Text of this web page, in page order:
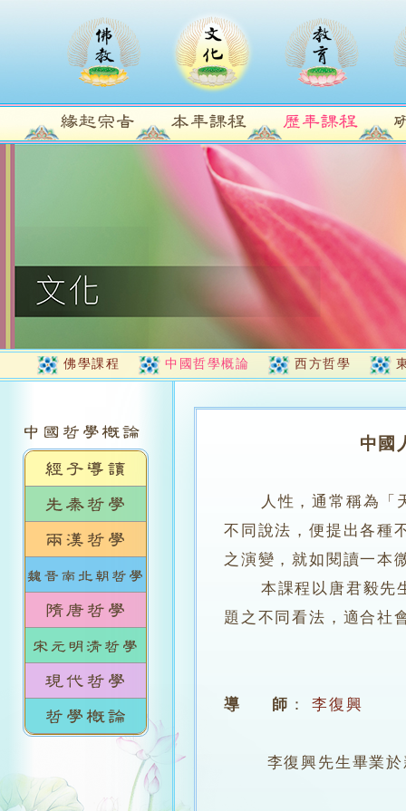
佛學課程 中國哲學概論 西方哲學
中國
人性，通常稱為「
不同說法，便提出各種
之演變，就如閱讀一本
本課程以唐君毅先生
題之不同看法，適合社
導 師 ： 李復興
李復興先生畢業於